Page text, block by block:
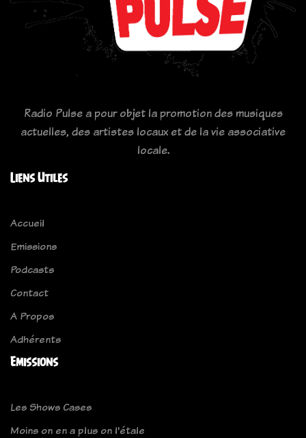
Radio Pulse a pour objet la promotion des musiques
actuelles, des artistes locaux et de la vie associative
locale.
Liens Utiles
Accueil
Emissions
Podcasts
Contact
A Propos
Adhérents
Emissions
Les Shows Cases
Moins on en a plus on l'étale